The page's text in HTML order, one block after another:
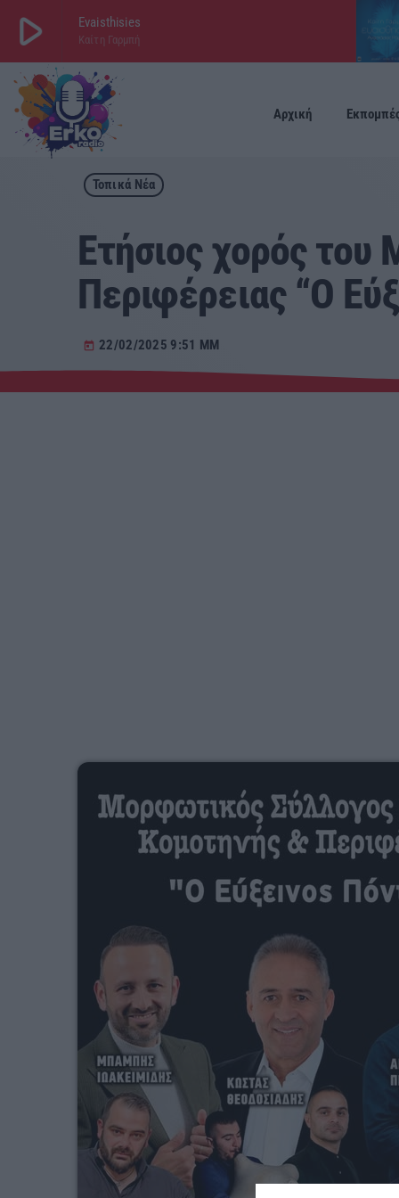
play_arrow Evaisthisies
Καίτη Γαρμπή
play_arrow ΕΡΚΟ
LIVE
Αρχική
Τοπικά Νέα
Ετήσιος χορός
Περιφέρειας “Ο
today 22/02/2025 9:51 ΜΜ